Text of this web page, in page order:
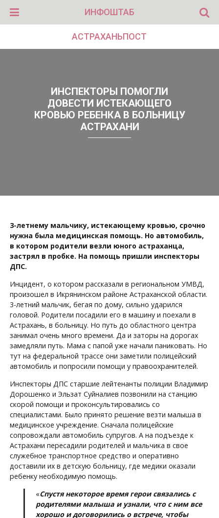
ИНФОШТАБ
АСТРАХАНЬПОСТ
ИНСПЕКТОРЫ ПОМОГЛИ
ДОВЕСТИ ИСТЕКАЮЩЕГО
КРОВЬЮ РЕБЕНКА В БОЛЬНИЦУ
АСТРАХАНИ
3-летнему мальчику, истекающему кровью, срочно
нужна была медицинская помощь. Но автомобиль,
в котором родители везли юного астраханца,
застрял в пробке. На помощь пришли инспекторы
ДПС.
Инцидент, о котором рассказали в региональном УМВД,
произошел в Икрянинском районе Астраханской области.
3-летний мальчик, бегая по дому, сильно ударился
головой. Родители посадили его в машину и поехали в
Астрахань, в больницу. Но путь до областного центра
занимал очень много времени. Да и заторы на дорогах
замедляли путь. Мама с папой уже начали паниковать. Но
тут на федеральной трассе они заметили полицейский
автомобиль и попросили помощи у правоохранителей.
Инспекторы ДПС старшие лейтенанты полиции Владимир
Дорошенко и Эльзат Суйналиев позвонили на станцию
скорой помощи и проконсультировались со
специалистами. Было принято решение везти малыша в
медицинское учреждение. Сначала полицейские
сопровождали автомобиль супругов. А на подъезде к
Астрахани пересадили родителей и мальчика в свое
служебное транспортное средство и оперативно
доставили их в детскую больницу, где медики оказали
ребенку необходимую помощь.
«Спустя некоторое время герои связались с
родителями малыша и узнали, что с ним все
хорошо и договорились о встрече, чтобы